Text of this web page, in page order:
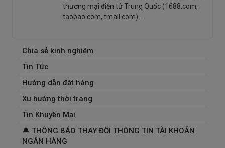
thương mại điện tử Trung Quốc (1688.com,
taobao.com, tmall.com) ...
Chia sẻ kinh nghiệm
Tin Tức
Hướng dẫn đặt hàng
Xu hướng thời trang
Tin Khuyến Mại
🔔 THÔNG BÁO THAY ĐỔI THÔNG TIN TÀI KHOẢN
NGÂN HÀNG